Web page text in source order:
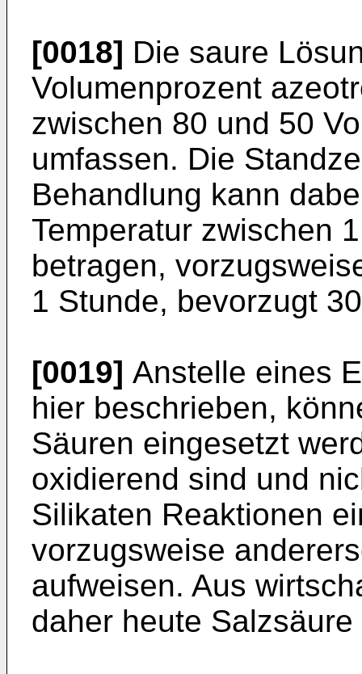
[0018] Die saure
Volumenprozent
zwischen 80 und 50
umfassen. Die
Behandlung kann
Temperatur zwischen
betragen,
1 Stunde, bevorzugt
[0019] Anstelle eines
hier beschrieben,
Säuren eingesetzt
oxidierend sind und
Silikaten Reaktionen
vorzugsweise
aufweisen. Aus
daher heute